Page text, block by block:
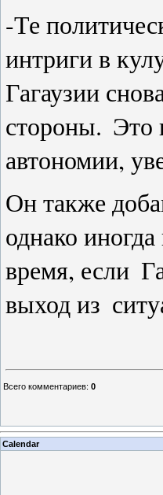
-Те
интриги в
Гагаузии
стороны. Это
автономии,
Он также
однако
время, если
выход из
Всего комментариев: 0
Calendar